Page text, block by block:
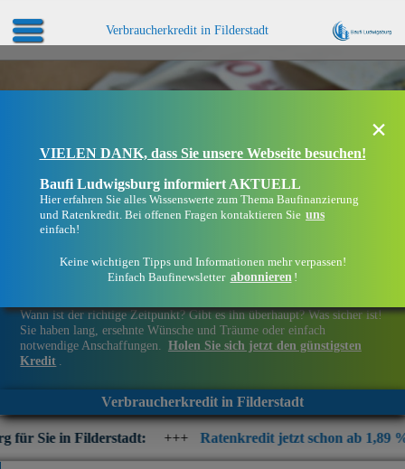
Verbraucherkredit in Filderstadt
Wann ist der richtige Zeitpunkt? Gibt es ihn überhaupt? Was sicher ist!
Sie haben lang, ersehnte Wünsche und Träume oder einfach
notwendige Anschaffungen. Holen Sie sich jetzt den günstigsten
Kredit .
Verbraucherkredit in Filderstadt
+++ Ratenkredit jetzt schon ab 1,89 % p.a. eff.
×
VIELEN DANK, dass Sie unsere Webseite besuchen!
Baufi Ludwigsburg informiert AKTUELL
Hier erfahren Sie alles Wissenswerte zum Thema Baufinanzierung
und Ratenkredit. Bei offenen Fragen kontaktieren Sie uns
einfach!
Keine wichtigen Tipps und Informationen mehr verpassen!
Einfach Baufinewsletter abonnieren !